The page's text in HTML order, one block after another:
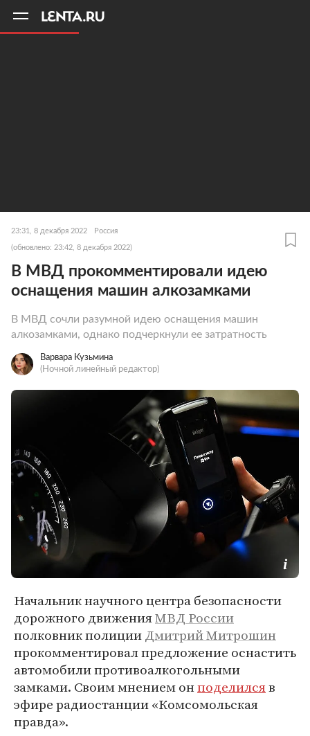
23:31, 8 декабря 2022 Россия
(обновлено: 23:42, 8 декабря 2022)
В МВД прокомментировали идею
оснащения машин алкозамками
В МВД сочли разумной идею оснащения машин
алкозамками, однако подчеркнули ее затратность
Варвара Кузьмина
(Ночной линейный редактор)
Начальник научного центра безопасности
дорожного движенияМВД России
полковник полицииДмитрий Митрошин
прокомментировал предложение оснастить
автомобили противоалкогольными
замками. Своим мнением онподелилсяв
эфире радиостанции «Комсомольская
правда».